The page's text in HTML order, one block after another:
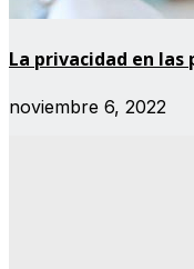
La privacidad en
noviembre 6, 2022